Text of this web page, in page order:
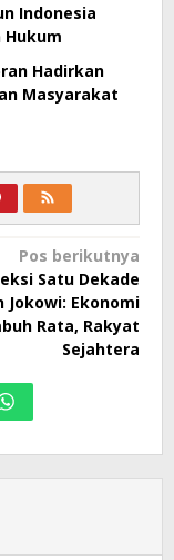
Indonesia
Hukum
Hadirkan
Masyarakat
Pos berikutnya
Satu Dekade
Jokowi: Ekonomi
Rata, Rakyat
Sejahtera